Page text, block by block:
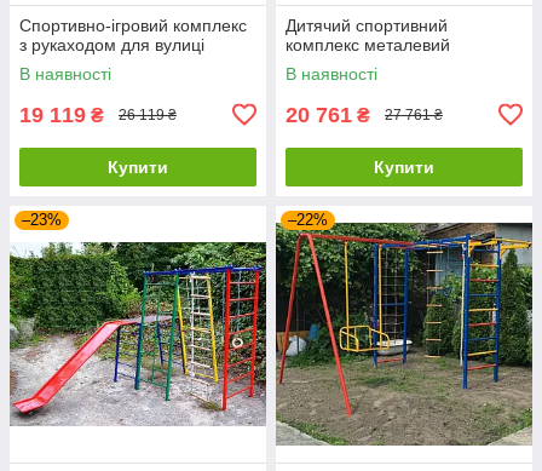
Спортивно-ігровий комплекс
з рукаходом для вулиці
В наявності
19 119 ₴ 26 119 ₴
Купити
Дитячий спортивний
комплекс металевий
В наявності
20 761 ₴ 27 761 ₴
Купити
–23% –22%